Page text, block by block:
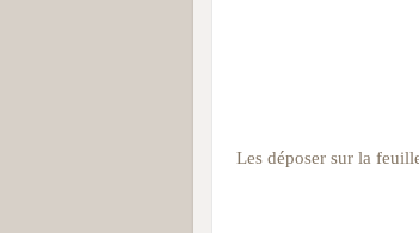
Les déposer sur la